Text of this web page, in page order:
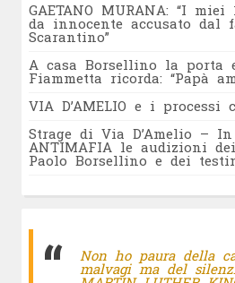
GAETANO MURANA: “I
da innocente accusato dal
Scarantino”
A casa Borsellino la porta
Fiammetta ricorda: “Papà
VIA D’AMELIO e i
Strage di Via D’Amelio – In
ANTIMAFIA le audizioni
Paolo Borsellino e dei
Non ho paura della
malvagi ma del